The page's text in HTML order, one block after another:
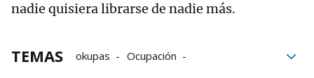
nadie quisiera librarse de nadie más.
TEMAS okupas
Ocupación